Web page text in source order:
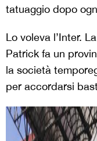
tatuaggio dopo
Lo voleva l’Inter.
Patrick fa un
la società
per accordarsi